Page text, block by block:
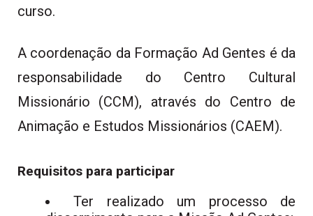
curso.
A coordenação da Formação Ad Gentes é da
responsabilidade do Centro Cultural
Missionário (CCM), através do Centro de
Animação e Estudos Missionários (CAEM).
Requisitos para participar
Ter realizado um processo de